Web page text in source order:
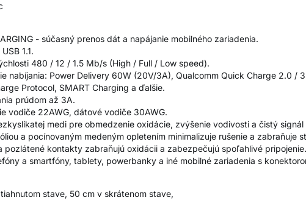
- súčasný prenos dát a napájanie mobilného zariadenia.
1.1.
480 / 12 / 1.5 Mb/s (High / Full / Low speed).
nabíjania: Power Delivery 60W (20V/3A), Qualcomm Quick Charge 2.0 /
Protocol, SMART Charging a ďalšie.
prúdom až 3A.
vodiče 22AWG, dátové vodiče 30AWG.
medi pre obmedzenie oxidácie, zvýšenie vodivosti a čistý signál
a pocínovaným medeným opletením minimalizuje rušenie a zabraňuje
pozlátené kontakty zabraňujú oxidácii a zabezpečujú spoľahlivé pripojenie.
a smartfóny, tablety, powerbanky a iné mobilné zariadenia s
stave, 50 cm v skrátenom stave,